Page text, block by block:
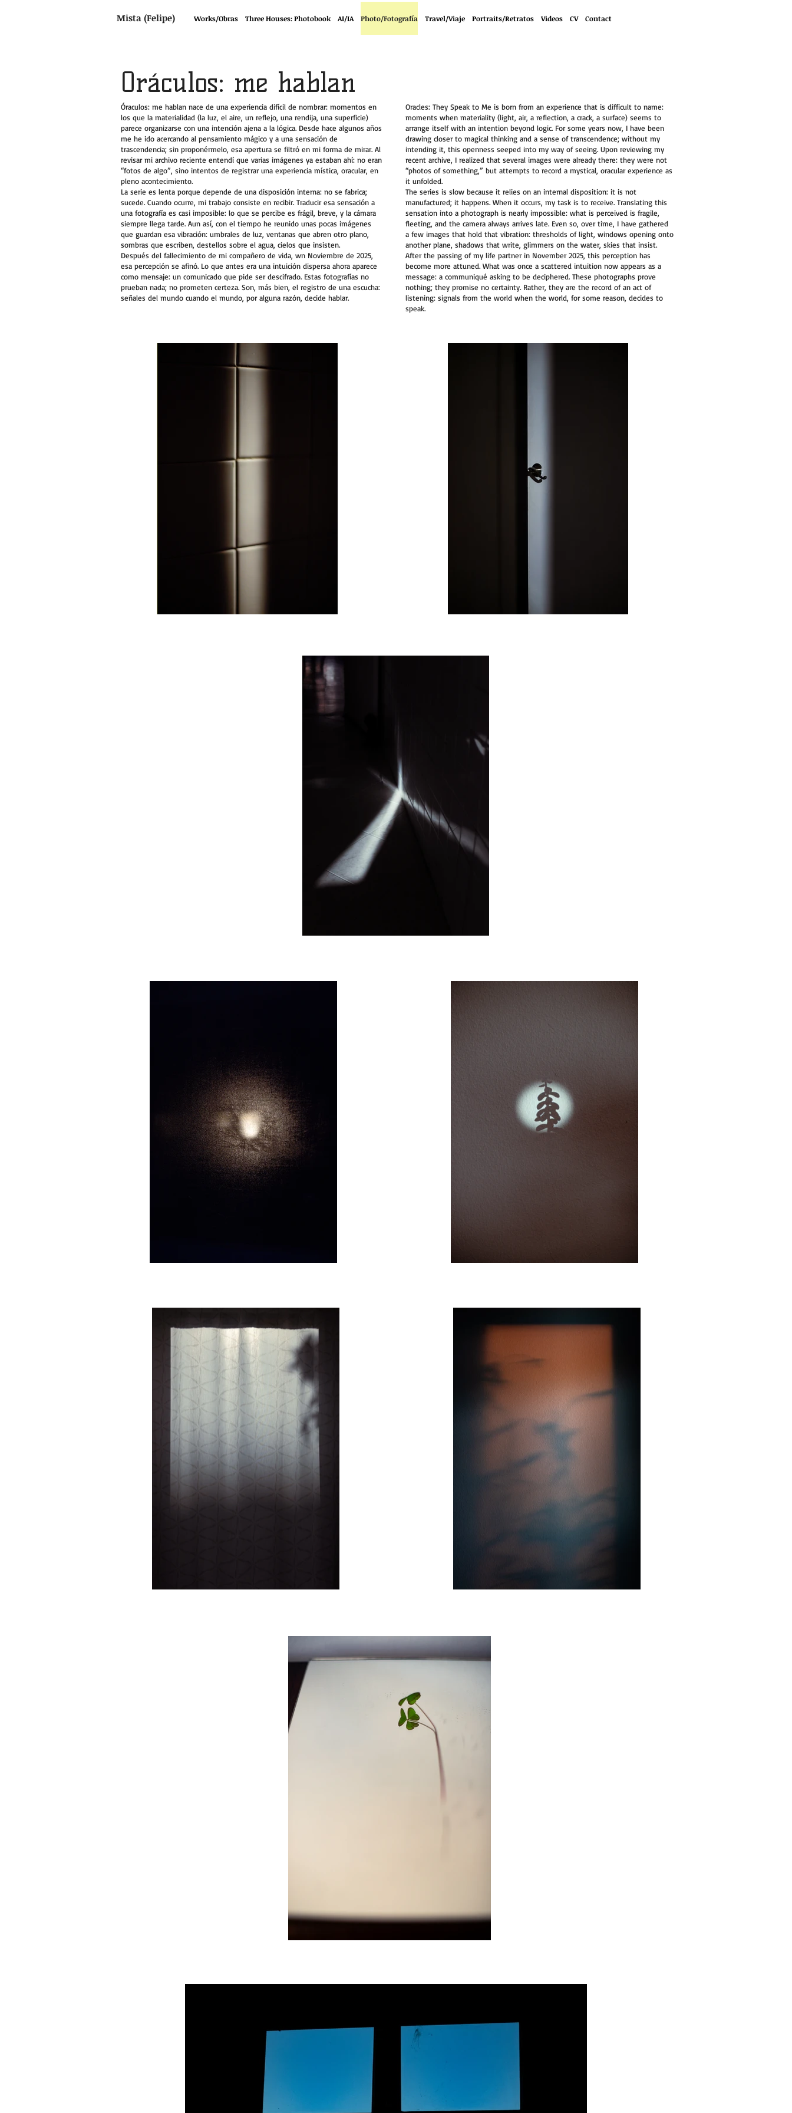
Mista (Felipe) Works/Obras Three Houses: Photobook AI/IA Photo/Fotografía Travel/Viaje Portraits/Retratos Videos CV Contact
Oráculos: me hablan
Óraculos: me hablan nace de una experiencia difícil de nombrar: momentos en
los que la materialidad (la luz, el aire, un reflejo, una rendija, una superficie)
parece organizarse con una intención ajena a la lógica. Desde hace algunos años
me he ido acercando al pensamiento mágico y a una sensación de
trascendencia; sin proponérmelo, esa apertura se filtró en mi forma de mirar. Al
revisar mi archivo reciente entendí que varias imágenes ya estaban ahí: no eran
“fotos de algo”, sino intentos de registrar una experiencia mística, oracular, en
pleno acontecimiento.
La serie es lenta porque depende de una disposición interna: no se fabrica;
sucede. Cuando ocurre, mi trabajo consiste en recibir. Traducir esa sensación a
una fotografía es casi imposible: lo que se percibe es frágil, breve, y la cámara
siempre llega tarde. Aun así, con el tiempo he reunido unas pocas imágenes
que guardan esa vibración: umbrales de luz, ventanas que abren otro plano,
sombras que escriben, destellos sobre el agua, cielos que insisten.
Después del fallecimiento de mi compañero de vida, wn Noviembre de 2025,
esa percepción se afinó. Lo que antes era una intuición dispersa ahora aparece
como mensaje: un comunicado que pide ser descifrado. Estas fotografías no
prueban nada; no prometen certeza. Son, más bien, el registro de una escucha:
señales del mundo cuando el mundo, por alguna razón, decide hablar.
Oracles: They Speak to Me is born from an experience that is difficult to name:
moments when materiality (light, air, a reflection, a crack, a surface) seems to
arrange itself with an intention beyond logic. For some years now, I have been
drawing closer to magical thinking and a sense of transcendence; without my
intending it, this openness seeped into my way of seeing. Upon reviewing my
recent archive, I realized that several images were already there: they were not
“photos of something,” but attempts to record a mystical, oracular experience as
it unfolded.
The series is slow because it relies on an internal disposition: it is not
manufactured; it happens. When it occurs, my task is to receive. Translating this
sensation into a photograph is nearly impossible: what is perceived is fragile,
fleeting, and the camera always arrives late. Even so, over time, I have gathered
a few images that hold that vibration: thresholds of light, windows opening onto
another plane, shadows that write, glimmers on the water, skies that insist.
After the passing of my life partner in November 2025, this perception has
become more attuned. What was once a scattered intuition now appears as a
message: a communiqué asking to be deciphered. These photographs prove
nothing; they promise no certainty. Rather, they are the record of an act of
listening: signals from the world when the world, for some reason, decides to
speak.